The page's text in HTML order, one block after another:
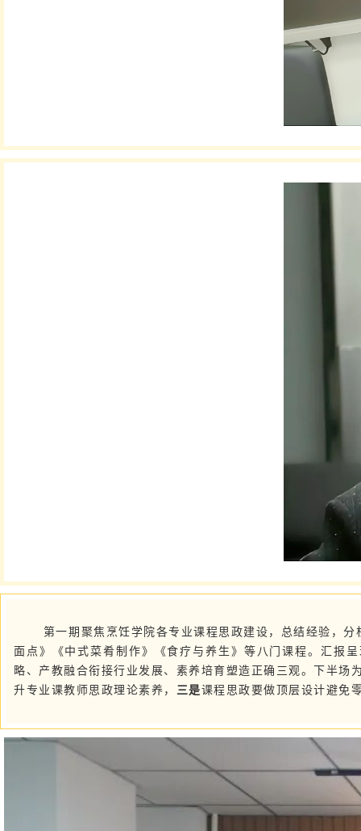
第一期聚焦烹饪学院各专业课程思政建设，总结经验，
面点》《中式菜肴制作》《食疗与养生》等八门课程。汇报
略、产教融合衔接行业发展、素养培育塑造正确三观。下半
升专业课教师思政理论素养， 三是课程思政要做顶层设计避免